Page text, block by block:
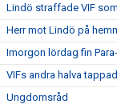
Lindö straffade VIF
Herr mot Lindö på
Imorgon lördag fin
VIFs andra halva
Ungdomsråd